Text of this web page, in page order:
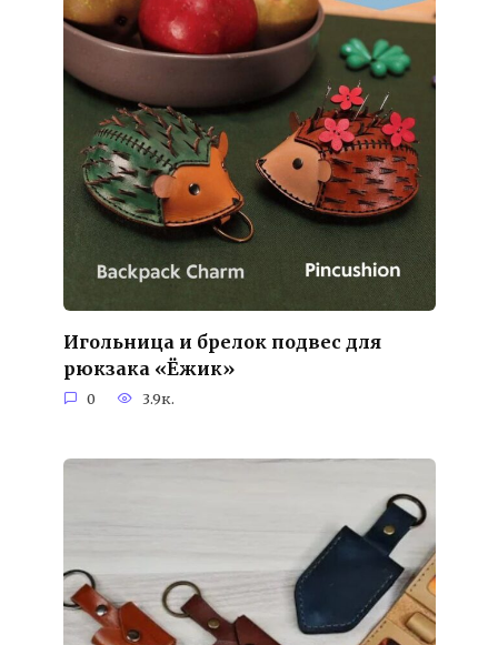
Игольница и брелок подвес для
рюкзака «Ёжик»
0 3.9к.